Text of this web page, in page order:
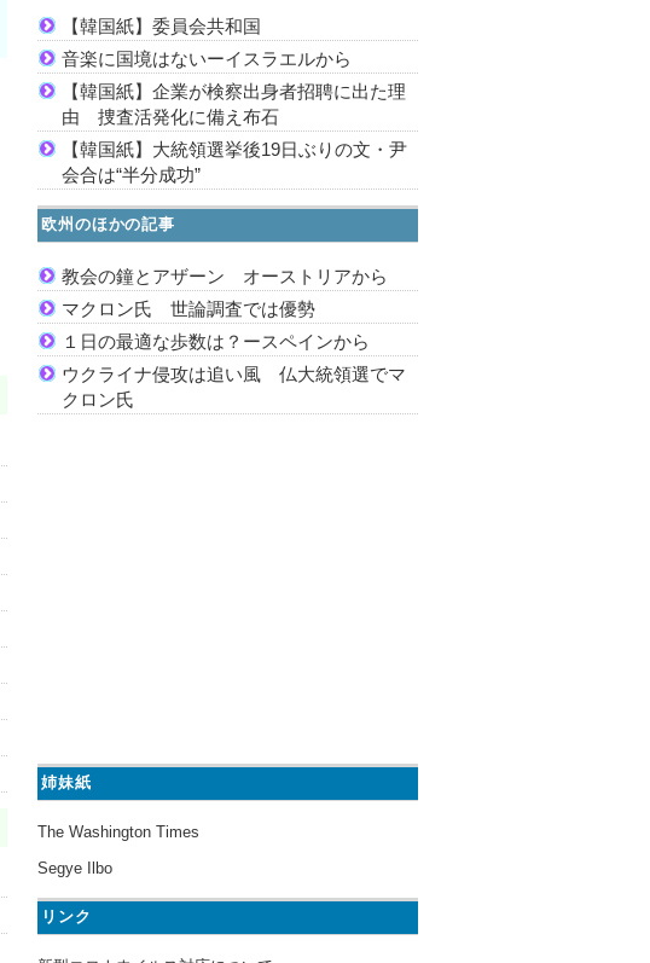
【韓国紙】委員会共和国
音楽に国境はないーイスラエルから
【韓国紙】企業が検察出身者招聘に出た理
由 捜査活発化に備え布石
【韓国紙】大統領選挙後19日ぶりの文・尹
会合は“半分成功”
欧州のほかの記事
教会の鐘とアザーン オーストリアから
マクロン氏 世論調査では優勢
１日の最適な歩数は？ースペインから
ウクライナ侵攻は追い風 仏大統領選でマ
クロン氏
姉妹紙
The Washington Times
Segye Ilbo
リンク